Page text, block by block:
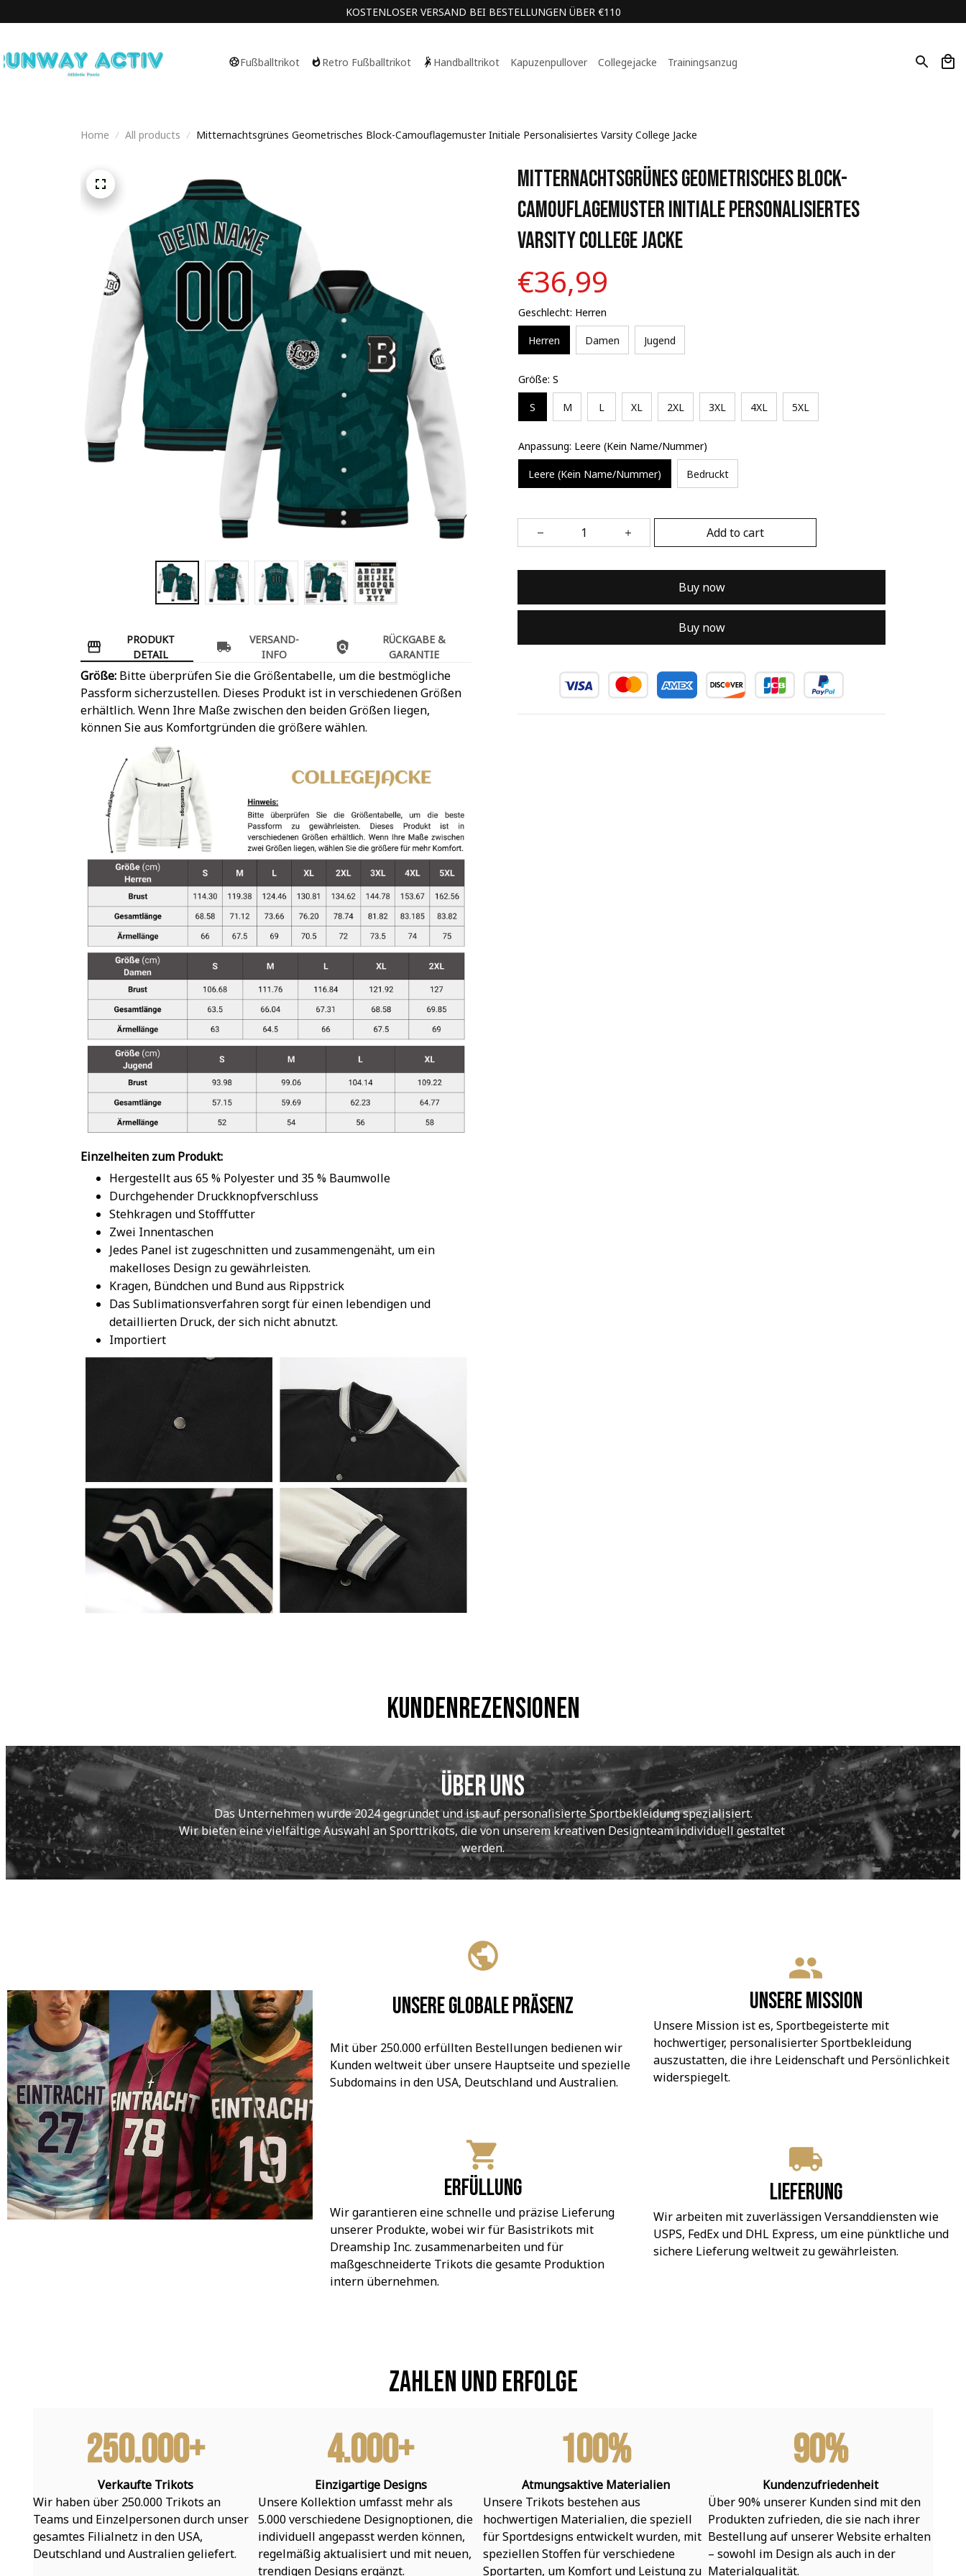
KOSTENLOSER VERSAND BEI BESTELLUNGEN ÜBER €110
Fußballtrikot Retro Fußballtrikot Handballtrikot Kapuzenpullover Collegejacke Trainingsanzug
Home All products Mitternachtsgrünes Geometrisches Block-Camouflagemuster Initiale Personalisiertes Varsity College Jacke
PRODUKT
DETAIL
VERSAND-
INFO
RÜCKGABE &
GARANTIE
Größe: Bitte überprüfen Sie die Größentabelle, um die bestmögliche
Passform sicherzustellen. Dieses Produkt ist in verschiedenen Größen
erhältlich. Wenn Ihre Maße zwischen den beiden Größen liegen,
können Sie aus Komfortgründen die größere wählen.
Einzelheiten zum Produkt:
Hergestellt aus 65 % Polyester und 35 % Baumwolle
Durchgehender Druckknopfverschluss
Stehkragen und Stofffutter
Zwei Innentaschen
Jedes Panel ist zugeschnitten und zusammengenäht, um ein
makelloses Design zu gewährleisten.
Kragen, Bündchen und Bund aus Rippstrick
Das Sublimationsverfahren sorgt für einen lebendigen und
detaillierten Druck, der sich nicht abnutzt.
Importiert
Mitternachtsgrünes Geometrisches Block-
Camouflagemuster Initiale Personalisiertes
Varsity College Jacke
€36,99
Geschlecht: Herren
Herren Damen Jugend
Größe: S
S M L XL 2XL 3XL 4XL 5XL
Anpassung: Leere (Kein Name/Nummer)
Leere (Kein Name/Nummer) Bedruckt
Add to cart
Buy now
Buy now
Kundenrezensionen
Über uns
Das Unternehmen wurde 2024 gegründet und ist auf personalisierte Sportbekleidung spezialisiert.
Wir bieten eine vielfältige Auswahl an Sporttrikots, die von unserem kreativen Designteam individuell gestaltet
werden.
Unsere globale Präsenz
Mit über 250.000 erfüllten Bestellungen bedienen wir
Kunden weltweit über unsere Hauptseite und spezielle
Subdomains in den USA, Deutschland und Australien.
Erfüllung
Wir garantieren eine schnelle und präzise Lieferung
unserer Produkte, wobei wir für Basistrikots mit
Dreamship Inc. zusammenarbeiten und für
maßgeschneiderte Trikots die gesamte Produktion
intern übernehmen.
Unsere Mission
Unsere Mission ist es, Sportbegeisterte mit
hochwertiger, personalisierter Sportbekleidung
auszustatten, die ihre Leidenschaft und Persönlichkeit
widerspiegelt.
Lieferung
Wir arbeiten mit zuverlässigen Versanddiensten wie
USPS, FedEx und DHL Express, um eine pünktliche und
sichere Lieferung weltweit zu gewährleisten.
Zahlen und Erfolge
250.000+
Verkaufte Trikots
Wir haben über 250.000 Trikots an
Teams und Einzelpersonen durch unser
gesamtes Filialnetz in den USA,
Deutschland und Australien geliefert.
4.000+
Einzigartige Designs
Unsere Kollektion umfasst mehr als
5.000 verschiedene Designoptionen, die
individuell angepasst werden können,
regelmäßig aktualisiert und mit neuen,
trendigen Designs ergänzt.
100%
Atmungsaktive Materialien
Unsere Trikots bestehen aus
hochwertigen Materialien, die speziell
für Sportdesigns entwickelt wurden, mit
speziellen Stoffen für verschiedene
Sportarten, um Komfort und Leistung zu
90%
Kundenzufriedenheit
Über 90% unserer Kunden sind mit den
Produkten zufrieden, die sie nach ihrer
Bestellung auf unserer Website erhalten
– sowohl im Design als auch in der
Materialqualität.